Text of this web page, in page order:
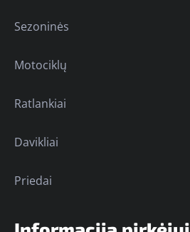
Sezoninės
Motociklų
Ratlankiai
Davikliai
Priedai